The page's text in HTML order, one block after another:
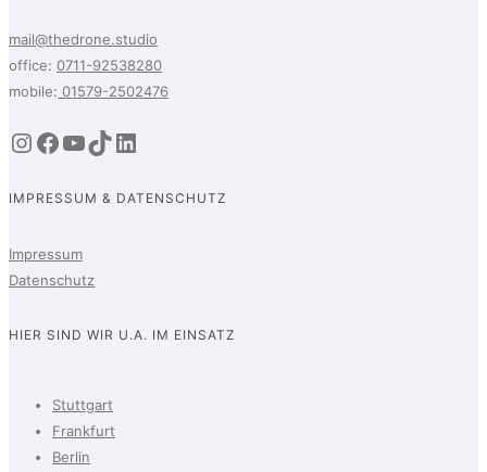
mail@thedrone.studio
office: 0711-92538280
mobile: 01579-2502476
Instagram
Facebook
YouTube
TikTok
LinkedIn
IMPRESSUM & DATENSCHUTZ
Impressum
Datenschutz
HIER SIND WIR U.A. IM EINSATZ
Stuttgart
Frankfurt
Berlin